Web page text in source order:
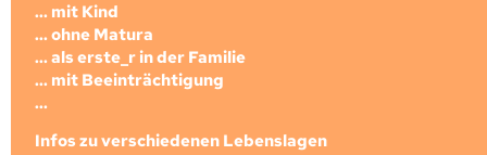
... mit Kind
... ohne Matura
... als erste_r in der Familie
... mit Beeinträchtigung
...
Infos zu verschiedenen Lebenslagen